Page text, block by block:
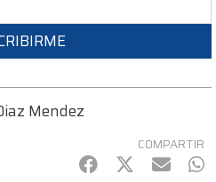
Mendez
COMPARTIR
Facebook
Twitter
mail